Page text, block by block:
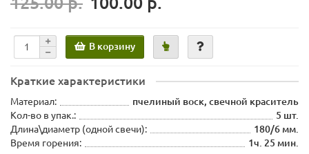
В корзину
Краткие характеристики
Материал:
пчелиный воск, свечной краситель
Кол-во в упак.:
5 шт.
Длина\диаметр (одной свечи):
180/6 мм.
Время горения:
1ч. 25 мин.